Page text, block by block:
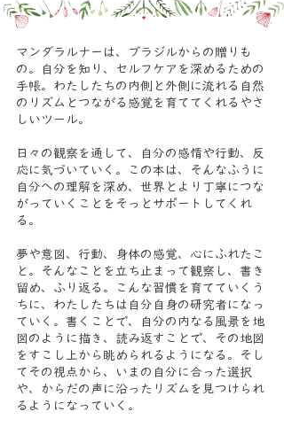
マンダラルナーは、ブラジルからの贈りも
の。自分を知り、セルフケアを深めるための
手帳。わたしたちの内側と外側に流れる自然
のリズムとつながる感覚を育ててくれるやさ
しいツール。
日々の観察を通して、自分の感情や行動、反
応に気づいていく。この本は、そんなふうに
自分への理解を深め、世界とより丁寧につな
がっていくことをそっとサポートしてくれ
る。
夢や意図、行動、身体の感覚、心にふれたこ
と。そんなことを立ち止まって観察し、書き
留め、ふり返る。こんな習慣を育てていくう
ちに、わたしたちは自分自身の研究者になっ
ていく。書くことで、自分の内なる風景を地
図のように描き、読み返すことで、その地図
をすこし上から眺められるようになる。そし
てその視点から、いまの自分に合った選択
や、からだの声に沿ったリズムを見つけられ
るようになっていく。